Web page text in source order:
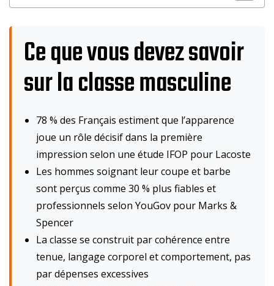
Ce que vous devez savoir
sur la classe masculine
78 % des Français estiment que l’apparence
joue un rôle décisif dans la première
impression selon une étude IFOP pour Lacoste
Les hommes soignant leur coupe et barbe
sont perçus comme 30 % plus fiables et
professionnels selon YouGov pour Marks &
Spencer
La classe se construit par cohérence entre
tenue, langage corporel et comportement, pas
par dépenses excessives